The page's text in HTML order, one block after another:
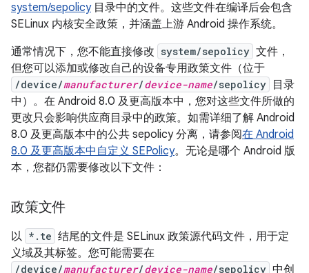
system/sepolicy目录中的文件。这些文件在编译后会包含
SELinux 内核安全政策，并涵盖上游 Android 操作系统。
通常情况下，您不能直接修改 system/sepolicy 文件，
但您可以添加或修改自己的设备专用政策文件（位于
/device/manufacturer/device-name/sepolicy
目录
中）。在 Android 8.0 及更高版本中，您对这些文件所做的
更改只会影响供应商目录中的政策。如需详细了解 Android
8.0 及更高版本中的公共 sepolicy 分离，请参阅在 Android
8.0 及更高版本中自定义 SEPolicy。无论是哪个 Android 版
本，您都仍需要修改以下文件：
政策文件
以 *.te 结尾的文件是 SELinux 政策源代码文件，用于定
义域及其标签。您可能需要在
/device/manufacturer/device-name/sepolicy 中创